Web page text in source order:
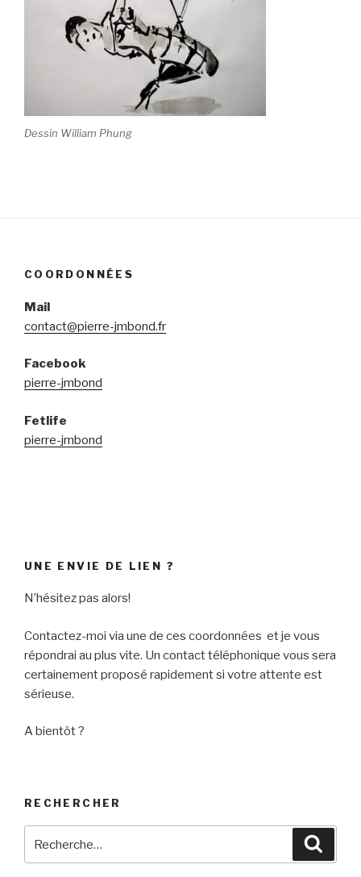
Dessin William Phung
COORDONNÉES
Mail
contact@pierre-jmbond.fr
Facebook
pierre-jmbond
Fetlife
pierre-jmbond
UNE ENVIE DE LIEN ?
N’hésitez pas alors!
Contactez-moi via une de ces coordonnées et je vous
répondrai au plus vite. Un contact téléphonique vous sera
certainement proposé rapidement si votre attente est
sérieuse.
A bientôt ?
RECHERCHER